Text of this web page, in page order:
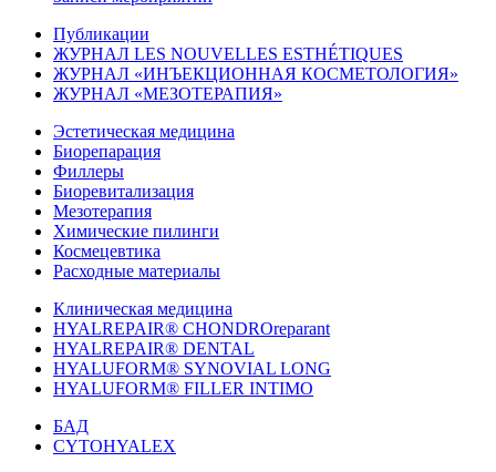
Публикации
ЖУРНАЛ LES NOUVELLES ESTHÉTIQUES
ЖУРНАЛ «ИНЪЕКЦИОННАЯ КОСМЕТОЛОГИЯ»
ЖУРНАЛ «МЕЗОТЕРАПИЯ»
Эстетическая медицина
Биорепарация
Филлеры
Биоревитализация
Мезотерапия
Химические пилинги
Космецевтика
Расходные материалы
Клиническая медицина
HYALREPAIR® CHONDROreparant
HYALREPAIR® DENTAL
HYALUFORM® SYNOVIAL LONG
HYALUFORM® FILLER INTIMO
БАД
CYTOHYALEX